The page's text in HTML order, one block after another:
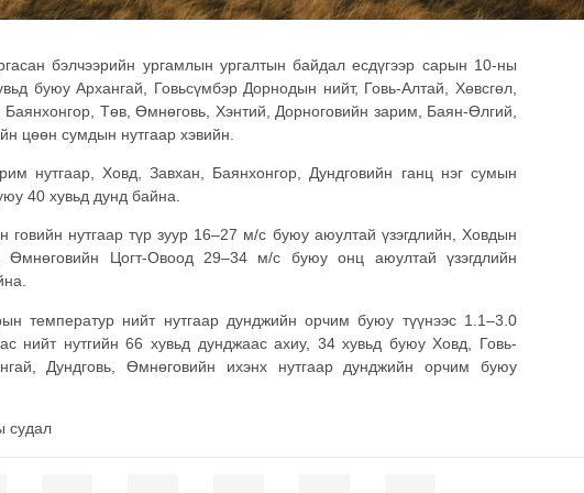
бэлчээрийн ургамлын ургалтын байдал есдүгээр сарын 10-ны
буюу Архангай, Говьсүмбэр Дорнодын нийт, Говь-Алтай, Хөвсгөл,
Төв, Өмнөговь, Хэнтий, Дорноговийн зарим, Баян-Өлгий,
цөөн сумдын нутгаар хэвийн.
нутгаар, Ховд, Завхан, Баянхонгор, Дундговийн ганц нэг сумын
40 хувьд дунд байна.
говийн нутгаар түр зуур 16–27 м/с буюу аюултай үзэгдлийн, Ховдын
Өмнөговийн Цогт-Овоод 29–34 м/с буюу онц аюултай үзэгдлийн
температур нийт нутгаар дунджийн орчим буюу түүнээс 1.1–3.0
нийт нутгийн 66 хувьд дунджаас ахиу, 34 хувьд буюу Ховд, Говь-
Дундговь, Өмнөговийн ихэнх нутгаар дунджийн орчим буюу
судал